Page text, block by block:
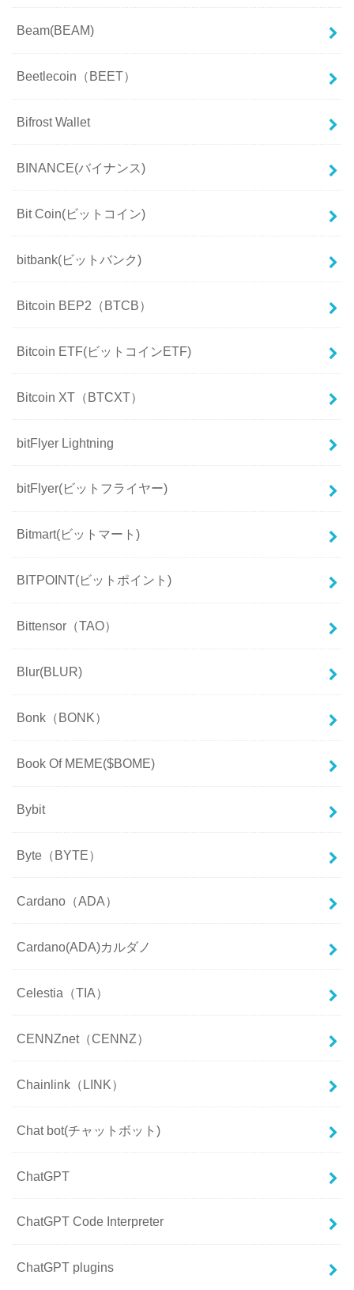
Beam(BEAM)
Beetlecoin（BEET）
Bifrost Wallet
BINANCE(バイナンス)
Bit Coin(ビットコイン)
bitbank(ビットバンク)
Bitcoin BEP2（BTCB）
Bitcoin ETF(ビットコインETF)
Bitcoin XT（BTCXT）
bitFlyer Lightning
bitFlyer(ビットフライヤー)
Bitmart(ビットマート)
BITPOINT(ビットポイント)
Bittensor（TAO）
Blur(BLUR)
Bonk（BONK）
Book Of MEME($BOME)
Bybit
Byte（BYTE）
Cardano（ADA）
Cardano(ADA)カルダノ
Celestia（TIA）
CENNZnet（CENNZ）
Chainlink（LINK）
Chat bot(チャットボット)
ChatGPT
ChatGPT Code Interpreter
ChatGPT plugins